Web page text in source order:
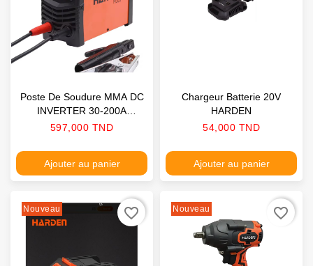
Poste De Soudure MMA DC
INVERTER 30-200A
HARDEN
Prix
597,000 TND
Ajouter au panier
Chargeur Batterie 20V
HARDEN
Prix
54,000 TND
Ajouter au panier
Nouveau favorite_border Nouveau favorite_border